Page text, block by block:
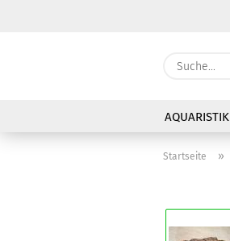
AQUARISTIK
Startseite »